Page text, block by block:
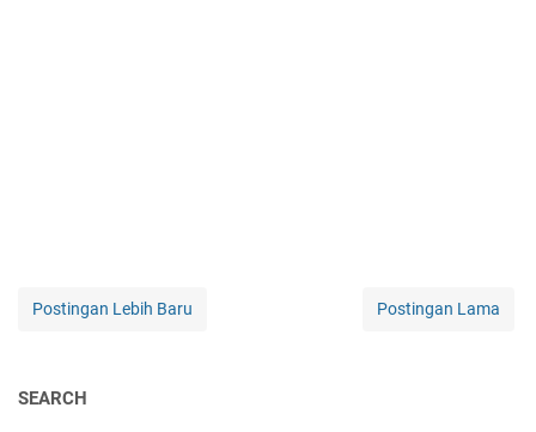
Postingan Lebih Baru Postingan Lama
SEARCH